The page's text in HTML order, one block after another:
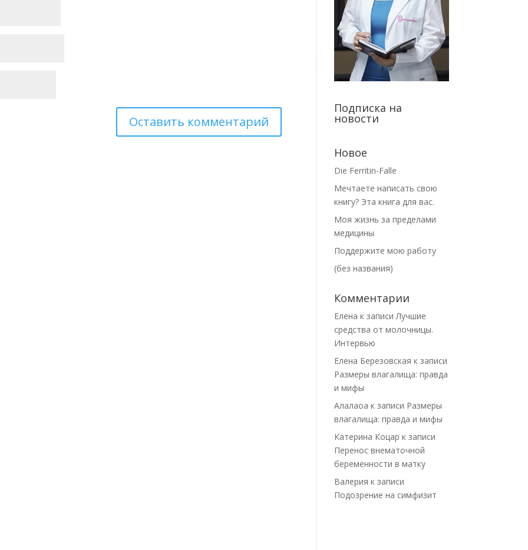
Подписка на
новости
Новое
Die Ferritin-Falle
Мечтаете написать свою
книгу? Эта книга для вас.
Моя жизнь за пределами
медицины
Поддержите мою работу
(без названия)
Комментарии
Елена к записиЛучшие
средства от молочницы.
Интервью
Елена Березовская к записи
Размеры влагалища: правда
и мифы
Алалаоа к записи Размеры
влагалища: правда и мифы
Катерина Коцар к записи
Перенос внематочной
беременности в матку
Валерия к записи
Подозрение на симфизит